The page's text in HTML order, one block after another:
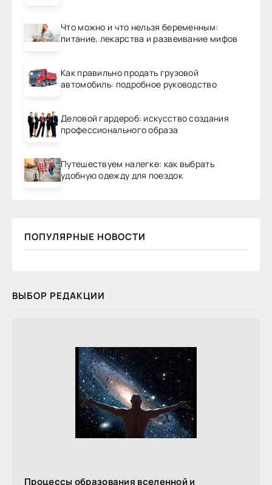
Что можно и что нельзя беременным:
питание, лекарства и развеивание мифов
Как правильно продать грузовой
автомобиль: подробное руководство
Деловой гардероб: искусство создания
профессионального образа
Путешествуем налегке: как выбрать
удобную одежду для поездок
ПОПУЛЯРНЫЕ НОВОСТИ
ВЫБОР РЕДАКЦИИ
Процессы образования вселенной и